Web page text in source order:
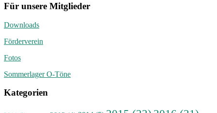
Für unsere Mitglieder
Downloads
Förderverein
Fotos
Sommerlager O-Töne
Kategorien